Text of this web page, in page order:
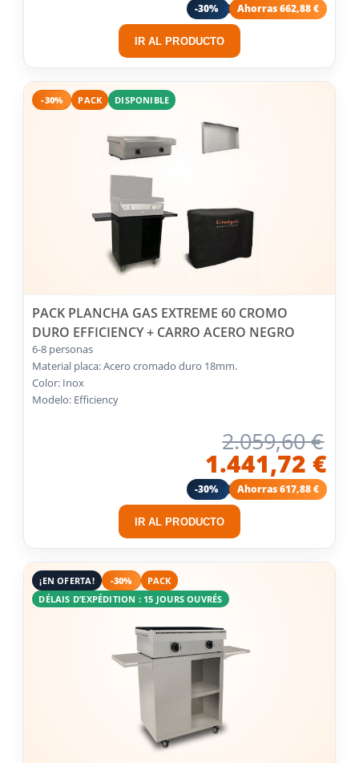
-30% Ahorras 662,88 €
IR AL PRODUCTO
-30% PACK DISPONIBLE
PACK PLANCHA GAS EXTREME 60 CROMO
DURO EFFICIENCY + CARRO ACERO NEGRO
6-8 personas
Material placa: Acero cromado duro 18mm.
Color: Inox
Modelo: Efficiency
2.059,60 €
1.441,72 €
-30% Ahorras 617,88 €
IR AL PRODUCTO
¡EN OFERTA! -30%
PACK
DÉLAIS D’EXPÉDITION : 15 JOURS OUVRÉS